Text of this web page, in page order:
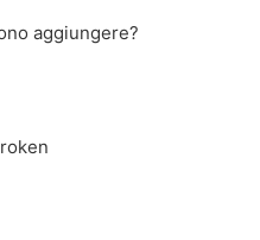
aggiungere?